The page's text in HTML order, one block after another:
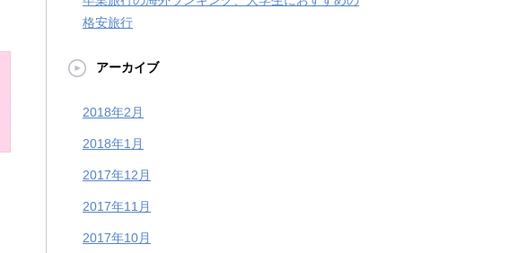
格安旅行
アーカイブ
2018年2月
2018年1月
2017年12月
2017年11月
2017年10月